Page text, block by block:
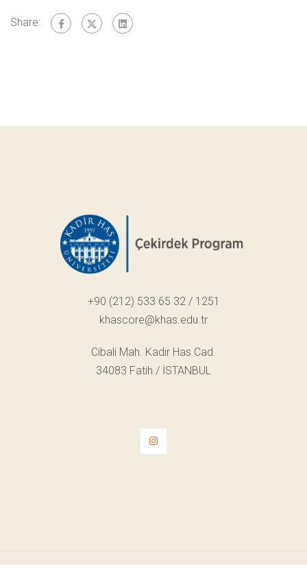
Share:
+90 (212) 533 65 32 / 1251
khascore@khas.edu.tr
Cibali Mah. Kadir Has Cad.
34083 Fatih / İSTANBUL